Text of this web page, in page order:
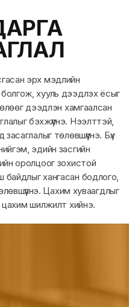
эрх мэдлийн
хууль дээдлэх ёсыг
дээдлэн хамгаалсан
бэхжүүлнэ. Нээлттэй,
төлөвшүүлнэ. Бүх
эдийн засгийн
оролцоог зохистой
хангасан бодлого,
Цахим хуваагдлыг
цахим шилжилт хийнэ.